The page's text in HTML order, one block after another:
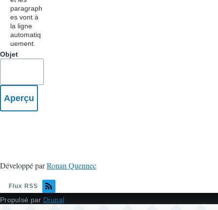
paragraph
es vont à
la ligne
automatiq
uement.
Objet
Développé parRonan Quennec
Flux RSS
Propulsé par Drupal